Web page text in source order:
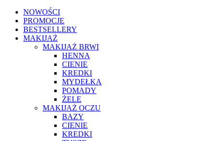
NOWOŚCI
PROMOCJE
BESTSELLERY
MAKIJAŻ
MAKIJAŻ BRWI
HENNA
CIENIE
KREDKI
MYDEŁKA
POMADY
ŻELE
MAKIJAŻ OCZU
BAZY
CIENIE
KREDKI